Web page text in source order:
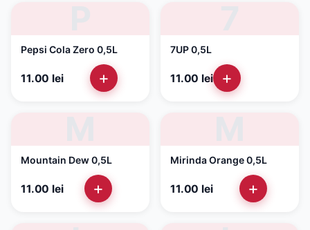
Pepsi Cola Zero 0,5L
11.00 lei +
7UP 0,5L
11.00 lei +
Mountain Dew 0,5L
11.00 lei +
Mirinda Orange 0,5L
11.00 lei +